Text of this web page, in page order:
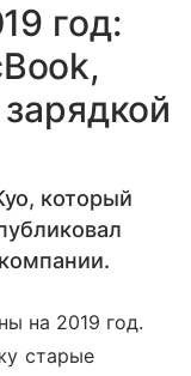
год:
который
на 2019 год.
старые